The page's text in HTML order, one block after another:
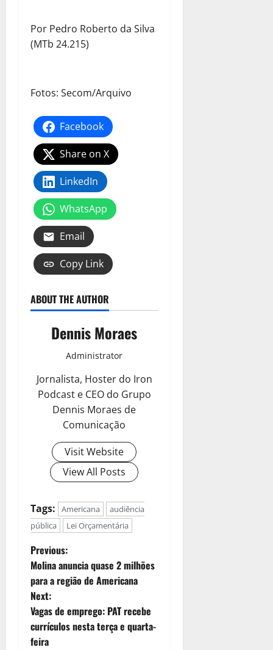
Por Pedro Roberto da Silva
(MTb 24.215)
Fotos: Secom/Arquivo
Facebook
Share on X
LinkedIn
WhatsApp
Email
Copy Link
ABOUT THE AUTHOR
Dennis Moraes
Administrator
Jornalista, Hoster do Iron
Podcast e CEO do Grupo
Dennis Moraes de
Comunicação
Visit Website
View All Posts
Tags: Americana
audiência
pública
Lei Orçamentária
Previous:
Molina anuncia quase 2 milhões
para a região de Americana
Next:
Vagas de emprego: PAT recebe
currículos nesta terça e quarta-
feira